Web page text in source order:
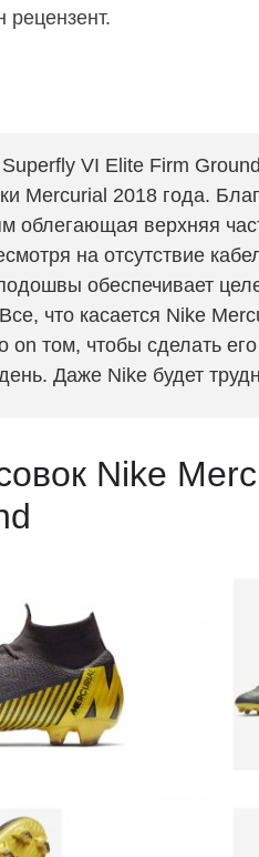
рецензент.
VI Elite Firm
Mercurial 2018 года.
облегающая верхняя
на отсутствие
обеспечивает
что касается Nike
on том, чтобы сделать
Даже Nike будет
Nike